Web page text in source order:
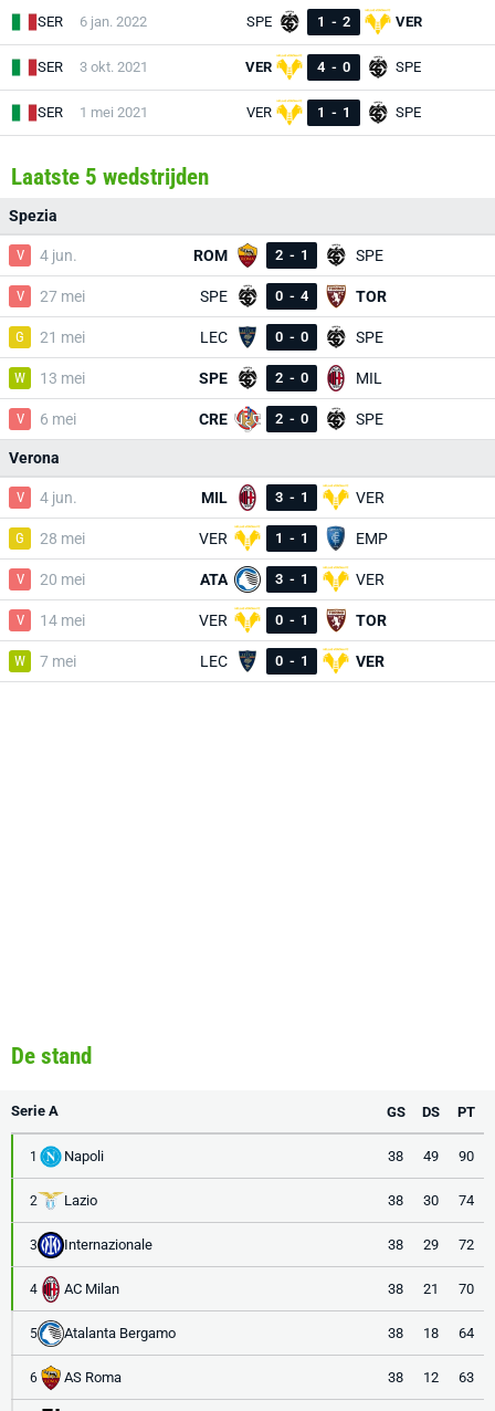
SER 6 jan. 2022 SPE 1 - 2 VER
SER 3 okt. 2021 VER 4 - 0 SPE
SER 1 mei 2021 VER 1 - 1 SPE
Laatste 5 wedstrijden
Spezia
V 4 jun. ROM 2 - 1 SPE
V 27 mei SPE 0 - 4 TOR
G 21 mei LEC 0 - 0 SPE
W 13 mei SPE 2 - 0 MIL
V 6 mei CRE 2 - 0 SPE
Verona
V 4 jun. MIL 3 - 1 VER
G 28 mei VER 1 - 1 EMP
V 20 mei ATA 3 - 1 VER
V 14 mei VER 0 - 1 TOR
W 7 mei LEC 0 - 1 VER
De stand
Serie A GS DS PT
1 Napoli 38 49 90
2 Lazio 38 30 74
3 Internazionale 38 29 72
4 AC Milan 38 21 70
5 Atalanta Bergamo 38 18 64
6 AS Roma 38 12 63